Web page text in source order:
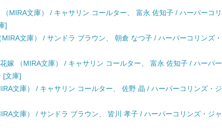
MIRA文庫） / キャサリン コールター、 富永 佐知子 / ハーパーコリ
]
文庫） / サンドラ ブラウン、 朝倉 なつ子 / ハーパーコリンズ・
嫁 （MIRA文庫） / キャサリン コールター、 富永 佐知子 / ハーパー
[文庫]
文庫） / キャサリン コールター、 佐野 晶 / ハーパーコリンズ・ジ
文庫） / サンドラ ブラウン、 皆川 孝子 / ハーパーコリンズ・ジャ